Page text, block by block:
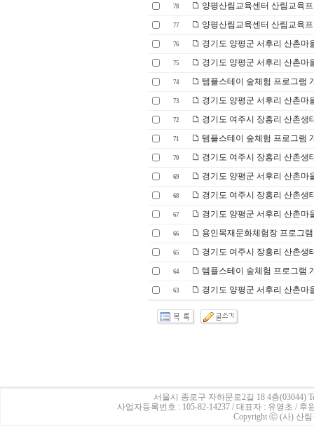
78 양평산림교육센터 산림교육
77 양평산림교육센터 산림교육
76 경기도 양평군 서후리 산촌마
75 경기도 양평군 서후리 산촌마
74 템플스테이 숲체험 프로그램
73 경기도 양평군 서후리 산촌마
72 경기도 여주시 장흥리 산촌생
71 템플스테이 숲체험 프로그램
70 경기도 여주시 장흥리 산촌생
69 경기도 양평군 서후리 산촌마
68 경기도 여주시 장흥리 산촌생
67 경기도 양평군 서후리 산촌마
66 용인목재문화체험장 프로그
65 경기도 여주시 장흥리 산촌생
64 템플스테이 숲체험 프로그램
63 경기도 양평군 서후리 산촌마
서울시 종로구 자하문로2길 18 4층(03044)
사업자등록번호 : 105-82-14237 / 대표자 : 유영초 /
Copyright ⓒ (사) 산림